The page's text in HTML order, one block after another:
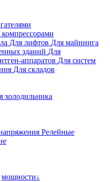
Для лифтов Для майнинга
зданий Для
аппаратов Для систем
Для складов
холодильника
Релейные
мощности↓